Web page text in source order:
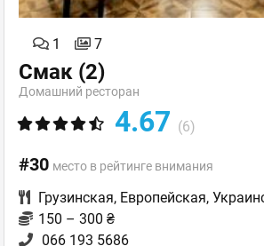
1 7
Смак (2)
Домашний ресторан
4.67 (6)
#30 место в рейтинге внимания
Грузинская, Европейская,
150 – 300 ₴
066 193 5686